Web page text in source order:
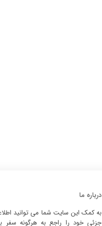
درباره ما
به کمک این سایت شما می توانید
جزئی خود را راجع به هرگونه سفر